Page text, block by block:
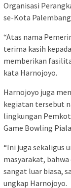
Organisasi
se-Kota
“Atas nama
terima kasih
memberikan
kata Harnojoyo.
Harnojoyo juga
kegiatan tersebut
lingkungan
Game Bowling
“Ini juga sekaligus
masyarakat,
sangat luar biasa,
ungkap Harnojoyo.